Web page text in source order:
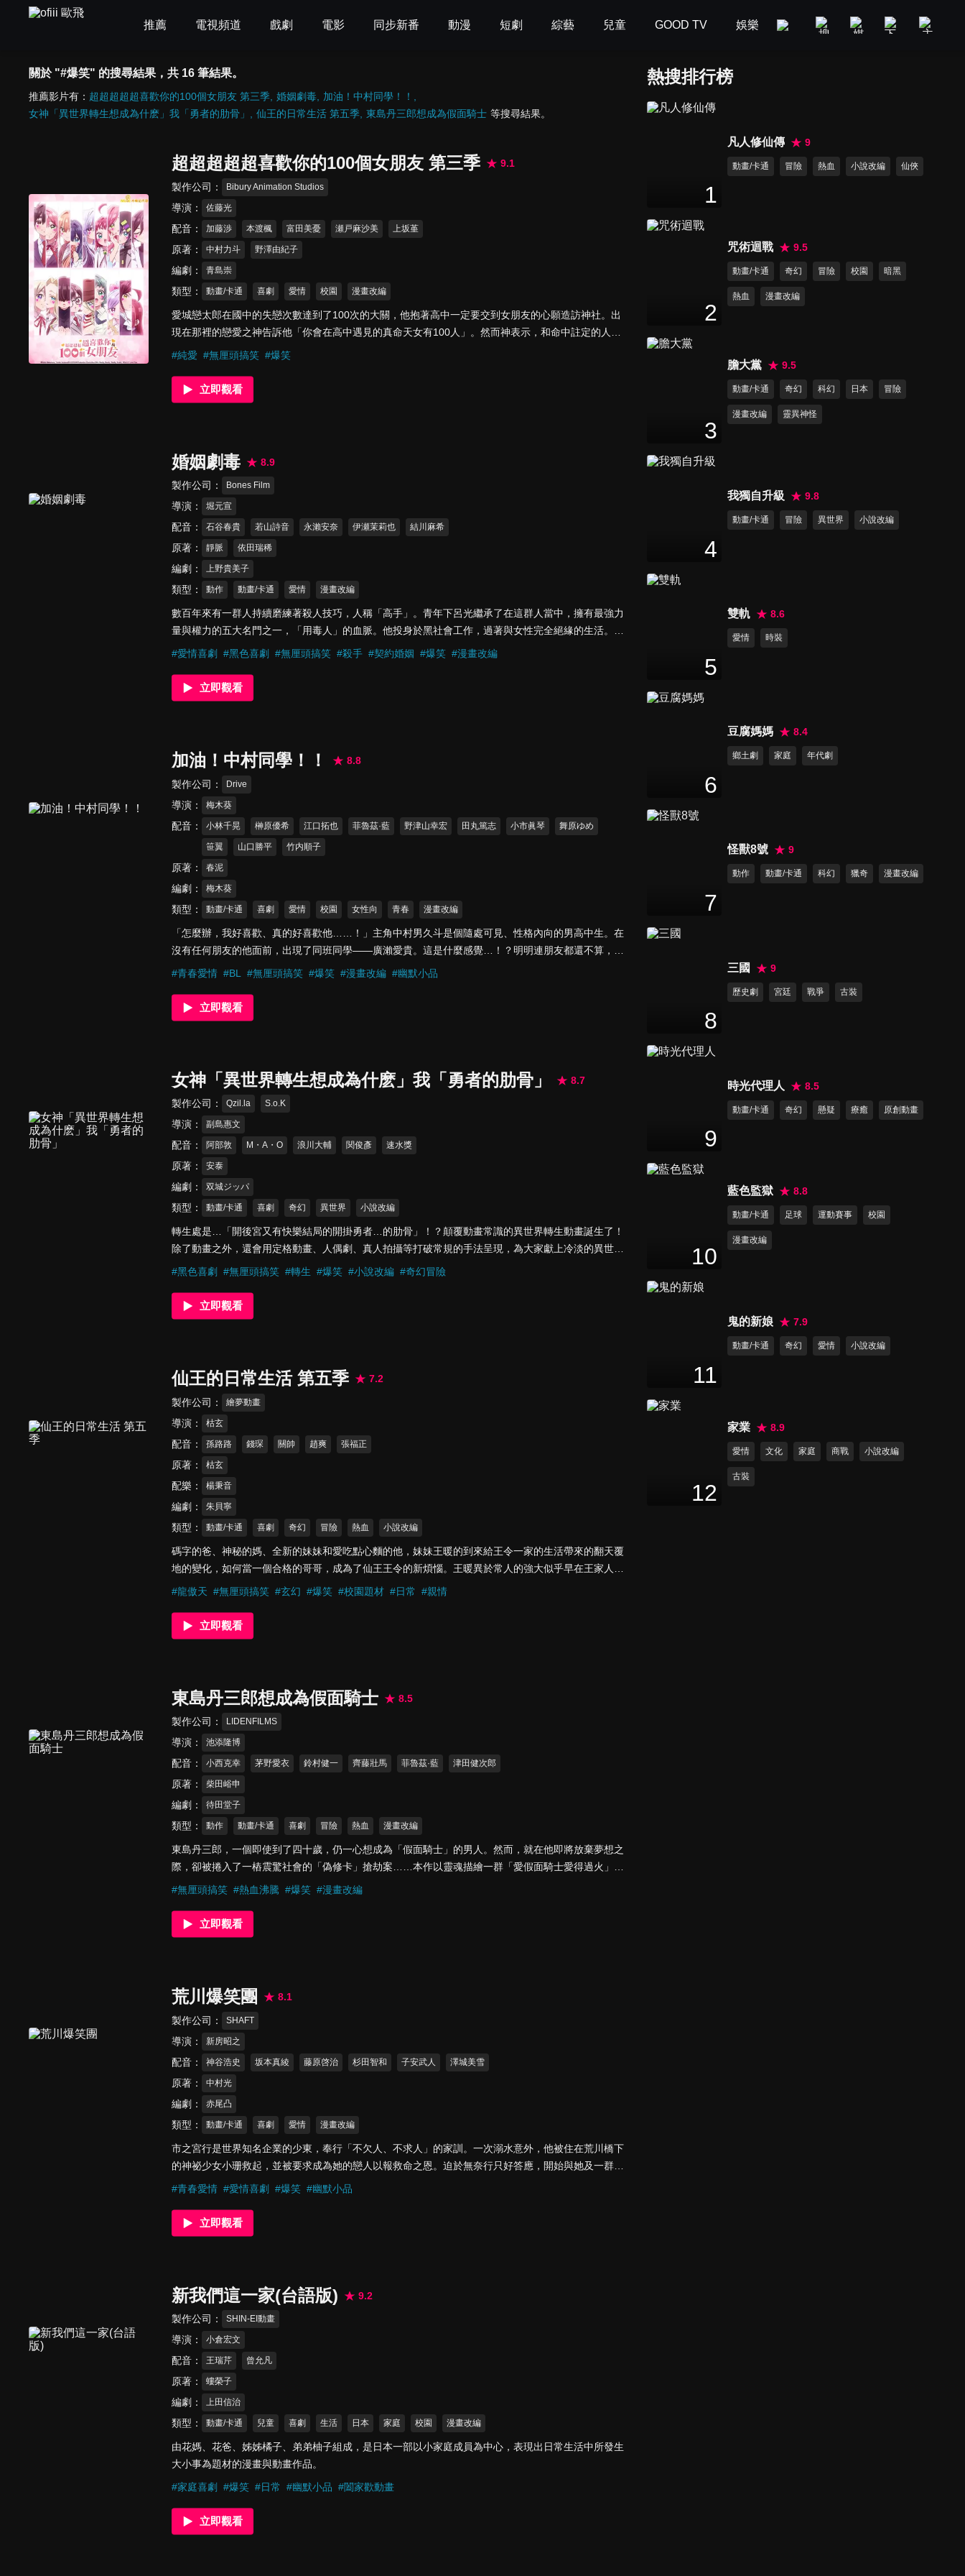
推薦 電視頻道 戲劇 電影 同步新番 動漫 短劇 綜藝 兒童 GOOD TV 娛樂 美食旅遊 新聞政論
關於 "#爆笑" 的搜尋結果，共 16 筆結果。
推薦影片有： 超超超超超喜歡你的100個女朋友 第三季 婚姻劇毒
加油！中村同學！！
女神「異世界轉生想成為什麽」我「勇者的肋骨」
仙王的日常生活 第五季 東島丹三郎想成為假面騎士 等搜尋結果。
超超超超超喜歡你的100個女朋友 第三季 9.1
製作公司 Bibury Animation Studios
導演 佐藤光
配音 加藤渉 本渡楓 富田美憂 瀬戸麻沙美 上坂堇
原著 中村力斗 野澤由紀子
編劇 青島崇
類型 動畫/卡通 喜劇 愛情 校園 漫畫改編
愛城戀太郎在國中的失戀次數達到了100次的大關，他抱著高中一定要交到女朋友的心願造訪神社。出
現在那裡的戀愛之神告訴他「你會在高中遇見的真命天女有100人」。然而神表示，和命中註定的人相
遇的人，如果不和那個人彼此相愛並獲得幸福的話就會死掉……。面對一個又一個等待著他的真命天女
#純愛 #無厘頭搞笑 #爆笑
立即觀看
婚姻劇毒 8.9
製作公司 Bones Film
導演 堀元宣
配音 石谷春貴 若山詩音 永瀨安奈 伊瀬茉莉也 結川麻希
原著 靜脈 依田瑞稀
編劇 上野貴美子
類型 動作 動畫/卡通 愛情 漫畫改編
數百年來有一群人持續磨練著殺人技巧，人稱「高手」。青年下呂光繼承了在這群人當中，擁有最強力
量與權力的五大名門之一，「用毒人」的血脈。他投身於黑社會工作，過著與女性完全絕緣的生活。對
他而言，「結婚」原本是件極其遙遠的事情。然而，為了不讓「用毒人」的血脈斷絕，下呂家的現任當
──城崎芽衣。為了解決繼承人問題並保護妹妹，下呂想到由自己來結婚，便當場向城崎提出請求，委
託對方協助自己順利結婚。「──我第一次看到這種提案（求婚）方式。」於是，在手法高超的婚姻騙
幕！！
#愛情喜劇 #黑色喜劇 #無厘頭搞笑 #殺手 #契約婚姻 #爆笑 #漫畫改編
立即觀看
加油！中村同學！！ 8.8
製作公司 Drive
導演 梅木葵
配音 小林千晃 榊原優希 江口拓也 菲魯茲·藍 野津山幸宏 田丸篤志 小市眞琴 舞原ゆめ
笹翼 山口勝平 竹内順子
原著 春泥
編劇 梅木葵
類型 動畫/卡通 喜劇 愛情 校園 女性向 青春 漫畫改編
「怎麼辦，我好喜歡、真的好喜歡他……！」主角中村男久斗是個隨處可見、性格內向的男高中生。在
沒有任何朋友的他面前，出現了同班同學——廣瀨愛貴。這是什麼感覺…！？明明連朋友都還不算，但
每天只要看到廣瀨，心就都怦怦直跳、停不下來！！雖然中村一直勇敢地嘗試與中村同學進行對話，但
畫風，幽默地呈現中村同學對廣瀨那夾雜著妄想與失控的單戀故事。超人氣的王道BL喜劇漫畫正式迎來
動畫化！粘著系男子的單相思暴走的生存☆戀愛喜劇正式登場！！
#青春愛情 #BL #無厘頭搞笑 #爆笑 #漫畫改編 #幽默小品
立即觀看
女神「異世界轉生想成為什麽」我「勇者的肋骨」 8.7
製作公司 Qzil.la S.o.K
導演 副島惠文
配音 阿部敦 M・A・O 浪川大輔 関俊彥 速水獎
原著 安泰
編劇 双城ジッパ
類型 動畫/卡通 喜劇 奇幻 異世界 小說改編
轉生處是…「開後宮又有快樂結局的開掛勇者…的肋骨」！？顛覆動畫常識的異世界轉生動畫誕生了！
除了動畫之外，還會用定格動畫、人偶劇、真人拍攝等打破常規的手法呈現，為大家獻上冷淡的異世界
轉生負責人「女神大人」與重複進行奇葩轉生的主角「我」的痛快異世界轉生記！
#黑色喜劇 #無厘頭搞笑 #轉生 #爆笑 #小說改編 #奇幻冒險
立即觀看
仙王的日常生活 第五季 7.2
製作公司 繪夢動畫
導演 枯玄
配音 孫路路 錢琛 關帥 趙爽 張福正
原著 枯玄
配樂 楊秉音
編劇 朱貝寧
類型 動畫/卡通 喜劇 奇幻 冒險 熱血 小說改編
碼字的爸、神秘的媽、全新的妹妹和愛吃點心麵的他，妹妹王暖的到來給王令一家的生活帶來的翻天覆
地的變化，如何當一個合格的哥哥，成為了仙王王令的新煩惱。王暖異於常人的強大似乎早在王家人的
意料之中，於是王令決定努力教導妹妹控制力量。然而，妹妹的強大也引起了惡勢力組織夜魁與詭牢天
手！
#龍傲天 #無厘頭搞笑 #玄幻 #爆笑 #校園題材 #日常 #親情
立即觀看
東島丹三郎想成為假面騎士 8.5
製作公司 LIDENFILMS
導演 池添隆博
配音 小西克幸 茅野愛衣 鈴村健一 齊藤壯馬 菲魯茲·藍 津田健次郎
原著 柴田峪申
編劇 待田堂子
類型 動作 動畫/卡通 喜劇 冒險 熱血 漫畫改編
東島丹三郎，一個即使到了四十歲，仍一心想成為「假面騎士」的男人。然而，就在他即將放棄夢想之
際，卻被捲入了一樁震驚社會的「偽修卡」搶劫案……本作以靈魂描繪一群「愛假面騎士愛得過火」的
大人們，一場「認真扮演假面騎士」的遊戲，就此拉開序幕！
#無厘頭搞笑 #熱血沸騰 #爆笑 #漫畫改編
立即觀看
荒川爆笑團 8.1
製作公司 SHAFT
導演 新房昭之
配音 神谷浩史 坂本真綾 藤原啓治 杉田智和 子安武人 澤城美雪
原著 中村光
編劇 赤尾凸
類型 動畫/卡通 喜劇 愛情 漫畫改編
市之宮行是世界知名企業的少東，奉行「不欠人、不求人」的家訓。一次溺水意外，他被住在荒川橋下
的神祕少女小珊救起，並被要求成為她的戀人以報救命之恩。迫於無奈行只好答應，開始與她及一群充
滿奇葩設定的橋下居民展開離奇生活。當冷靜理性遇上脫離常識的電波日常，一場顛覆人生的戀愛喜劇
#青春愛情 #愛情喜劇 #爆笑 #幽默小品
立即觀看
新我們這一家(台語版) 9.2
製作公司 SHIN-EI動畫
導演 小倉宏文
配音 王瑞芹 曾允凡
原著 螻榮子
編劇 上田信治
類型 動畫/卡通 兒童 喜劇 生活 日本 家庭 校園 漫畫改編
由花媽、花爸、姊姊橘子、弟弟柚子組成，是日本一部以小家庭成員為中心，表現出日常生活中所發生
大小事為題材的漫畫與動畫作品。
#家庭喜劇 #爆笑 #日常 #幽默小品 #闔家歡動畫
立即觀看
熱搜排行榜
1
凡人修仙傳 9
動畫/卡通 冒險 熱血 小說改編 仙俠
2
咒術迴戰 9.5
動畫/卡通 奇幻 冒險 校園 暗黑
熱血 漫畫改編
3
膽大黨 9.5
動畫/卡通 奇幻 科幻 日本 冒險
漫畫改編 靈異神怪
4
我獨自升級 9.8
動畫/卡通 冒險 異世界 小說改編
5
雙軌 8.6
愛情 時裝
6
豆腐媽媽 8.4
鄉土劇 家庭 年代劇
7
怪獸8號 9
動作 動畫/卡通 科幻 獵奇 漫畫改編
8
三國 9
歷史劇 宮廷 戰爭 古裝
9
時光代理人 8.5
動畫/卡通 奇幻 懸疑 療癒 原創動畫
10
藍色監獄 8.8
動畫/卡通 足球 運動賽事 校園
漫畫改編
11
鬼的新娘 7.9
動畫/卡通 奇幻 愛情 小說改編
12
家業 8.9
愛情 文化 家庭 商戰 小說改編
古裝